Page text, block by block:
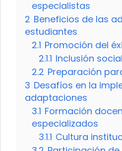
especialistas
2 Beneficios de las
estudiantes
2.1 Promoción del
2.1.1 Inclusión
2.2 Preparación
3 Desafíos en la
adaptaciones
3.1 Formación
especializados
3.1.1 Cultura